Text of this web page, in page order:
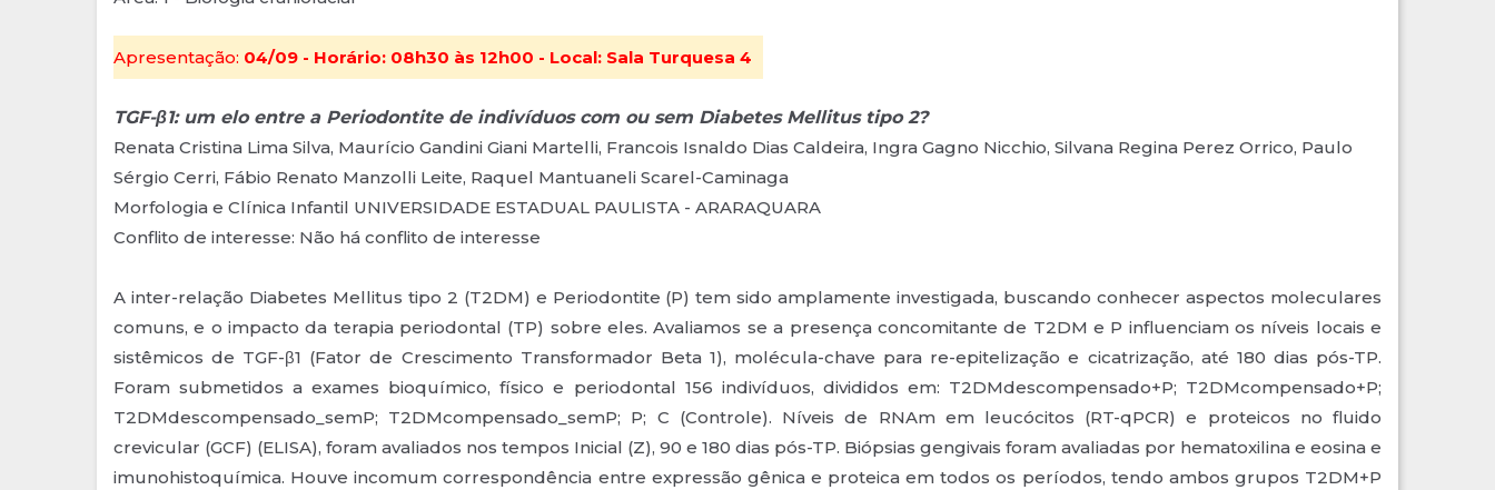
Apresentação: 04/09 - Horário: 08h30 às 12h00 - Local: Sala Turquesa 4
TGF-β1: um elo entre a Periodontite de indivíduos com ou sem Diabetes Mellitus tipo 2?
Renata Cristina Lima Silva, Maurício Gandini Giani Martelli, Francois Isnaldo Dias Caldeira, Ingra Gagno Nicchio, Silvana Regina Perez Orrico, Paulo
Sérgio Cerri, Fábio Renato Manzolli Leite, Raquel Mantuaneli Scarel-Caminaga
Morfologia e Clínica Infantil UNIVERSIDADE ESTADUAL PAULISTA - ARARAQUARA
Conflito de interesse: Não há conflito de interesse
A inter-relação Diabetes Mellitus tipo 2 (T2DM) e Periodontite (P) tem sido amplamente investigada, buscando conhecer aspectos moleculares
comuns, e o impacto da terapia periodontal (TP) sobre eles. Avaliamos se a presença concomitante de T2DM e P influenciam os níveis locais e
sistêmicos de TGF-β1 (Fator de Crescimento Transformador Beta 1), molécula-chave para re-epitelização e cicatrização, até 180 dias pós-TP.
Foram submetidos a exames bioquímico, físico e periodontal 156 indivíduos, divididos em: T2DMdescompensado+P; T2DMcompensado+P;
T2DMdescompensado_semP; T2DMcompensado_semP; P; C (Controle). Níveis de RNAm em leucócitos (RT-qPCR) e proteicos no fluido
crevicular (GCF) (ELISA), foram avaliados nos tempos Inicial (Z), 90 e 180 dias pós-TP. Biópsias gengivais foram avaliadas por hematoxilina e eosina e
imunohistoquímica. Houve incomum correspondência entre expressão gênica e proteica em todos os períodos, tendo ambos grupos T2DM+P